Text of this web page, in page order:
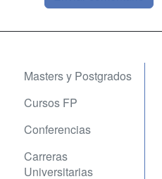
Masters y Postgrados
Cursos FP
Conferencias
Carreras
Universitarias